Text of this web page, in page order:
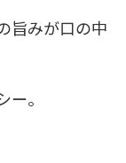
旨みが口の中
。